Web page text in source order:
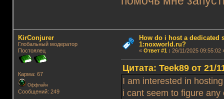
KirConjurer
Глобальный модератор
Постоялец
Карма: 67
Оффлайн
Сообщений: 249
How do i host a dedicated
1:noxworld.ru?
« Ответ #1 : 26/11/2025 09:55:02
Цитата: Teek89 от 21/
I am interested in
i cant seem to figure